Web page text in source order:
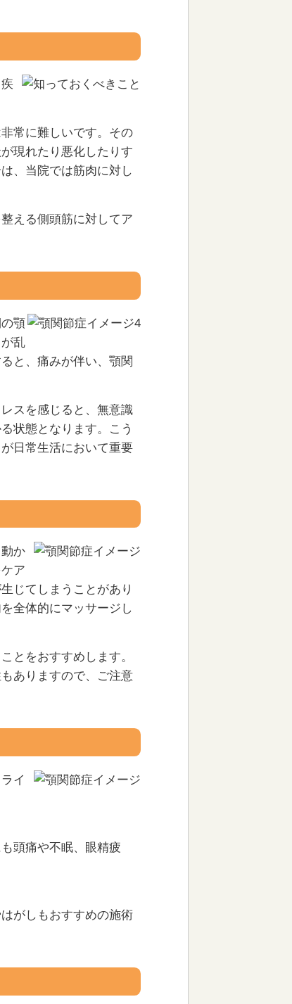
常に難しいです。その
現れたり悪化したりす
、当院では筋肉に対し
える側頭筋に対してア
顎
乱
と、痛みが伴い、顎関
スを感じると、無意識
状態となります。こう
日常生活において重要
か
ア
じてしまうことがあり
全体的にマッサージし
とをおすすめします。
ありますので、ご注意
イ
頭痛や不眠、眼精疲
がしもおすすめの施術